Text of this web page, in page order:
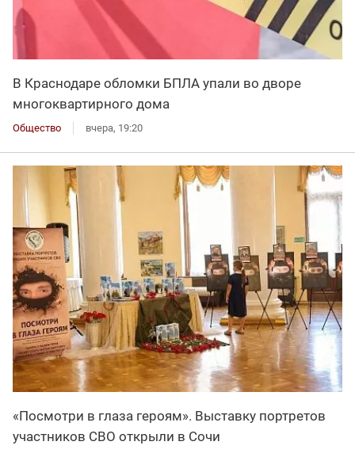
В Краснодаре обломки БПЛА упали во дворе
многоквартирного дома
Общество вчера, 19:20
«Посмотри в глаза героям». Выставку портретов
участников СВО открыли в Сочи